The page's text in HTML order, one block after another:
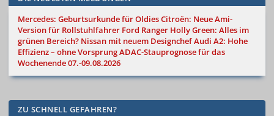
Mercedes: Geburtsurkunde für OldiesCitroën: Neue Ami-
Version für Rollstuhlfahrer Ford Ranger Holly Green: Alles im
grünen Bereich? Nissan mit neuem DesignchefAudi A2: Hohe
Effizienz – ohne VorsprungADAC-Stauprognose für das
Wochenende 07.-09.08.2026
ZU SCHNELL GEFAHREN?